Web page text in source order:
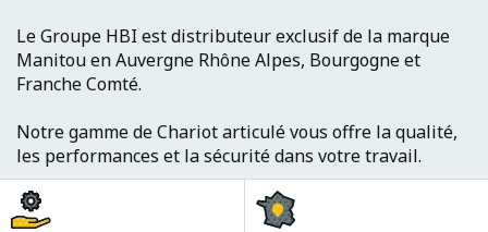
Le Groupe HBI est distributeur exclusif de la marque
Manitou en Auvergne Rhône Alpes, Bourgogne et
Franche Comté.
Notre gamme de Chariot articulé vous offre la qualité,
les performances et la sécurité dans votre travail.